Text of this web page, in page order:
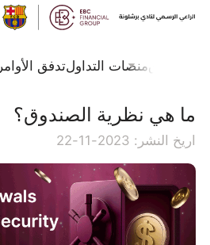
السوقمنصات التداولتدفق الأوامر
ما هي نظرية الصندوق؟
اريخ النشر: 2023-11-22